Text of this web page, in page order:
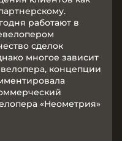
работают в
сделок
многое зависит
концепции
«Неометрия»